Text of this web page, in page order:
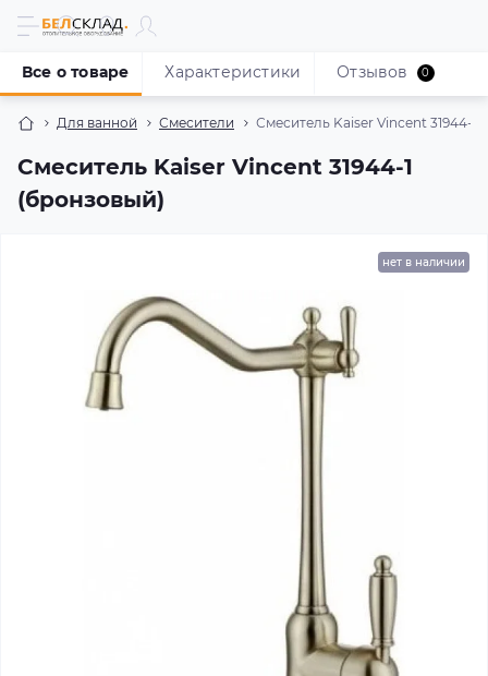
Для ванной Смесители Смеситель Kaiser Vincent 31944-1
Смеситель Kaiser Vincent 31944-1
(бронзовый)
Все о товаре Характеристики Отзывов 0
нет в наличии